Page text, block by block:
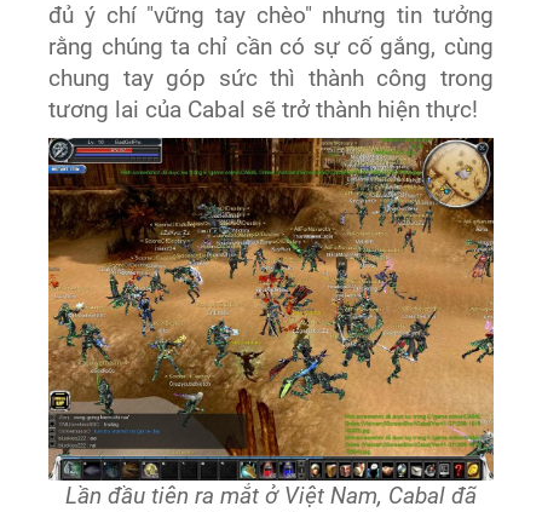
đủ ý chí "vững tay chèo" nhưng tin tưởng
rằng chúng ta chỉ cần có sự cố gắng, cùng
chung tay góp sức thì thành công trong
tương lai của Cabal sẽ trở thành hiện thực!
Lần đầu tiên ra mắt ở Việt Nam, Cabal đã